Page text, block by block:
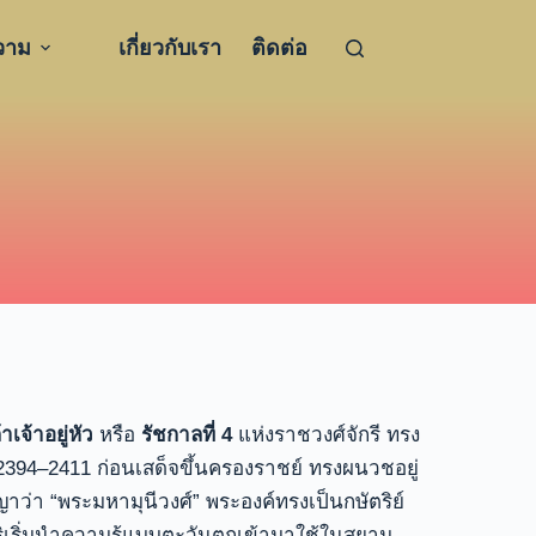
ม เกี่ยวกับเรา ติดต่อ
เจ้าอยู่หัว หรือ รัชกาลที่ 4แห่งราชวงศ์จักรี ทรง
ก่อนเสด็จขึ้นครองราชย์ ทรงผนวชอยู่
ว่า “พระมหามุนีวงศ์” พระองค์ทรงเป็นกษัตริย์